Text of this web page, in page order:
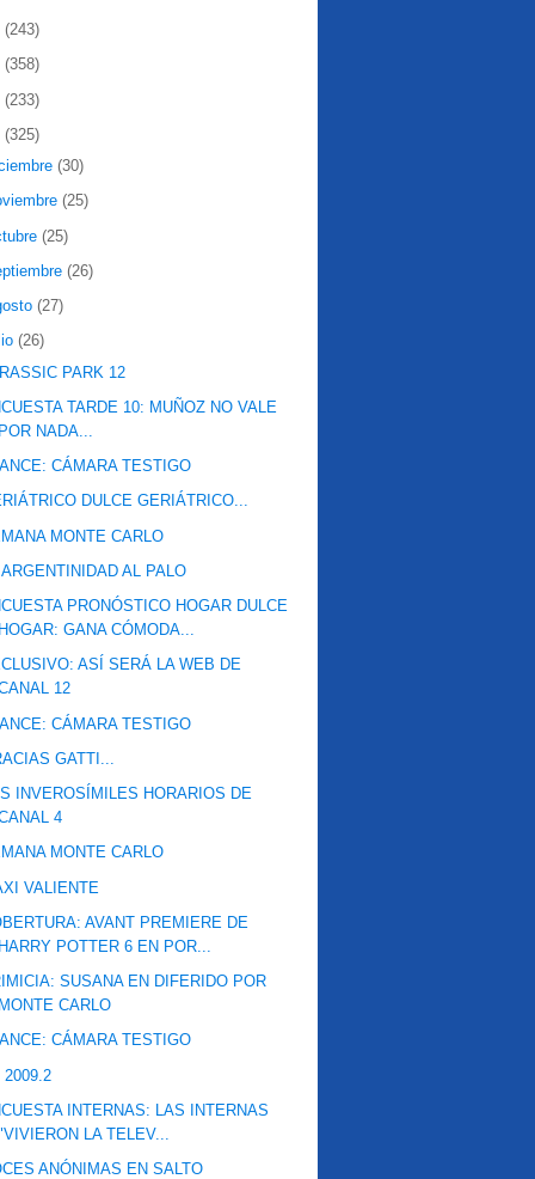
(243)
(358)
(233)
(325)
(30)
(25)
(25)
(26)
(27)
(26)
PARK 12
TARDE 10: MUÑOZ NO VALE
NADA...
CÁMARA TESTIGO
DULCE GERIÁTRICO...
MONTE CARLO
ARGENTINIDAD AL PALO
PRONÓSTICO HOGAR DULCE
GANA CÓMODA...
ASÍ SERÁ LA WEB DE
12
CÁMARA TESTIGO
GATTI...
INVEROSÍMILES HORARIOS DE
4
MONTE CARLO
VALIENTE
AVANT PREMIERE DE
POTTER 6 EN POR...
SUSANA EN DIFERIDO POR
CARLO
CÁMARA TESTIGO
2009.2
INTERNAS: LAS INTERNAS
LA TELEV...
ANÓNIMAS EN SALTO